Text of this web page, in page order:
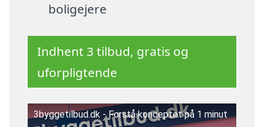
boligejere
Indhent 3 tilbud, gratis og
uforpligtende
3byggetilbud.dk - Forstå konceptet på 1 minut